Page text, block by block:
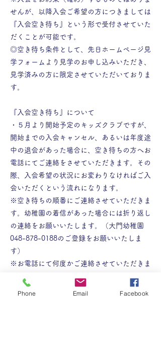
せんが、以降入会ご希望の方につきましては
『入会空き待ち』という形で受付させていた
だくことが可能です。
◎空き待ち条件として、先日ホームページ見
学フォームより見学のお申し込みいただき、
見学済みの方に限定させていただいておりま
す。
『入会空き待ち』について
・５月より開始予定のキッズクラブですが、
開始までの入会キャンセル、あるいは年度途
中の退会があった場合に、空き待ちの方へお
電話にてご連絡をさせていただきます。その
際、入会希望の状況にお変わりなければご入
会いただくという流れになります。
※空き待ちの順番にご連絡させていただきま
す。幼稚園の着信があった場合には折り返し
の連絡をお願いいたします。（大門幼稚園
048-878-0188のご登録をお願いいたしま
す）
※お電話にて何度かご連絡させていただきま
となってしまいますので、予めご理解ご了承
Phone Email Facebook